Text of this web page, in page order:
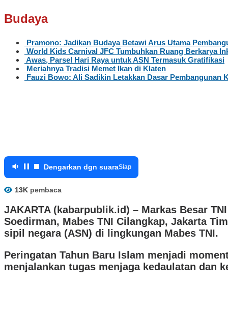
Budaya
Pramono: Jadikan Budaya Betawi Arus Utama
World Kids Carnival JFC Tumbuhkan Ruang Berkarya
Awas, Parsel Hari Raya untuk ASN Termasuk Gratifikasi
Meriahnya Tradisi Memet Ikan di Klaten
Fauzi Bowo: Ali Sadikin Letakkan Dasar Pembangunan
Dengarkan dgn suaraSiap
13K pembaca
JAKARTA (kabarpublik.id) – Markas Besar
Soedirman, Mabes TNI Cilangkap, Jakarta
sipil negara (ASN) di lingkungan Mabes TNI.
Peringatan Tahun Baru Islam menjadi
menjalankan tugas menjaga kedaulatan dan